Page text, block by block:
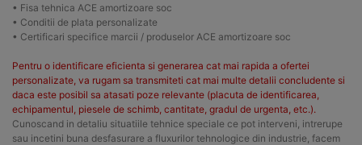
• Fisa tehnica ACE amortizoare soc
• Conditii de plata personalizate
• Certificari specifice marcii / produselor ACE amortizoare soc
Pentru o identificare eficienta si generarea cat mai rapida a ofertei
personalizate, va rugam sa transmiteti cat mai multe detalii concludente si
daca este posibil sa atasati poze relevante (placuta de identificarea,
echipamentul, piesele de schimb, cantitate, gradul de urgenta, etc.).
Cunoscand in detaliu situatiile tehnice speciale ce pot interveni, intrerupe
sau incetini buna desfasurare a fluxurilor tehnologice din industrie, facem